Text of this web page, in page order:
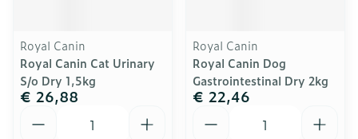
Royal Canin
Royal Canin Cat Urinary
S/o Dry 1,5kg
€ 26,88
Royal Canin
Royal Canin Dog
Gastrointestinal Dry 2kg
€ 22,46